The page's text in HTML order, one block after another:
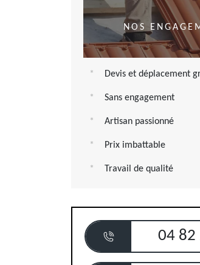
NOS
Devis et déplacement
Sans engagement
Artisan passionné
Prix imbattable
Travail de qualité
04 82